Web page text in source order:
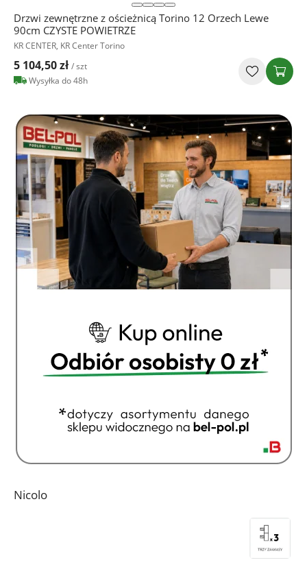
Drzwi zewnętrzne z ościeżnicą Torino 12 Orzech Lewe
90cm CZYSTE POWIETRZE
KR CENTER, KR Center Torino
5 104,50 zł / szt
Wysyłka do 48h
Nicolo